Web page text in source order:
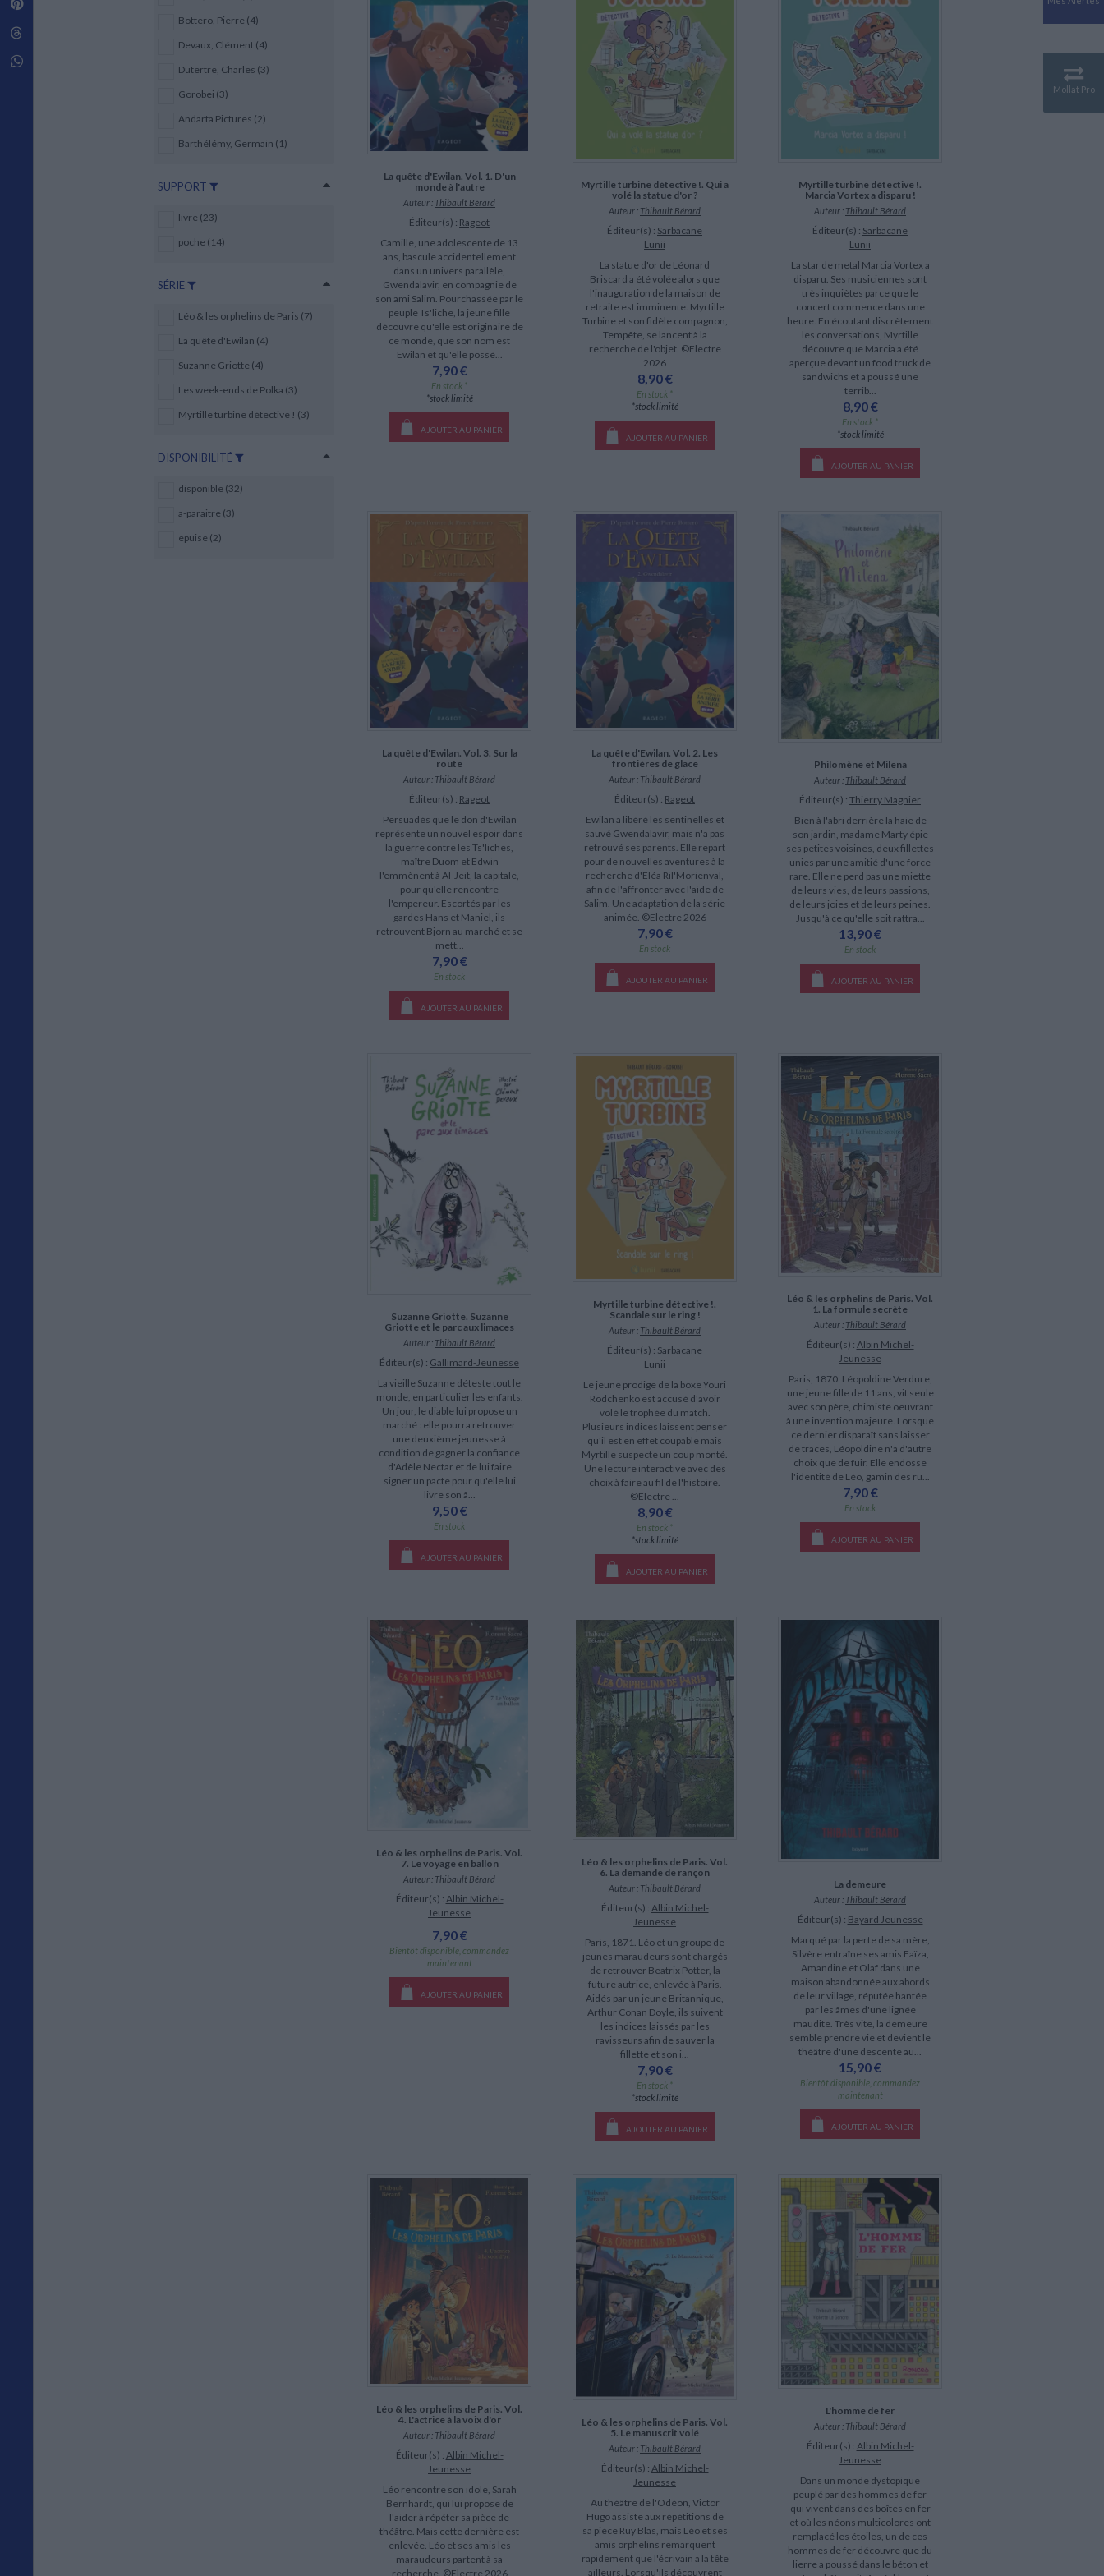
CHARGEMENT...
Mollat Pro
LITTÉRATURE DE VOYAGE
Récits des voyageurs et des
explorateurs
Vie familiale
SOCIOLOGIE
Travail social
Santé et société
ETHNOLOGIE
Anthropologie
Relations et politiques
internationales
Sécurité nationale - Défense
ECOLOGIE - ENVIRONNEMENT
Ecologie
Histoire moderne
Histoire contemporaine
BIOGRAPHIES HISTORIQUES
Biographies historiques
HISTOIRE - GÉNÉRALITÉS
Historiographie
Etudes historiques
Antiquité
Mythologies
GÉOGRAPHIE
Géographie - Démographie -
Territoire
CULTURE SCIENTIFIQUE
Matériaux de l’architecture
Urbanisme
Disciplines paramédicales
Dictionnaires Français
Dictionnaires Bilingues
Langues universitaires -
Dictionnaires et méthodes
Méthodes Langues Grand public
Français langues étrangères
Bottero, Pierre (4)
Devaux, Clément (4)
Dutertre, Charles (3)
Gorobei (3)
Andarta Pictures (2)
Barthélémy, Germain (1)
SUPPORT
livre (23)
poche (14)
SÉRIE
Léo & les orphelins de Paris (7)
La quête d'Ewilan (4)
Suzanne Griotte (4)
Les week-ends de Polka (3)
Myrtille turbine détective ! (3)
DISPONIBILITÉ
disponible (32)
a-paraitre (3)
epuise (2)
La quête d'Ewilan. Vol. 1. D'un
monde à l'autre
Auteur : Thibault Bérard
Éditeur(s) : Rageot
Camille, une adolescente de 13
ans, bascule accidentellement
dans un univers parallèle,
Gwendalavir, en compagnie de
son ami Salim. Pourchassée par le
peuple Ts'liche, la jeune fille
découvre qu'elle est originaire de
ce monde, que son nom est
Ewilan et qu'elle possè...
7,90 €
En stock *
*stock limité
AJOUTER AU PANIER
Myrtille turbine détective !. Qui a
volé la statue d'or ?
Auteur : Thibault Bérard
Éditeur(s) : Sarbacane
Lunii
La statue d'or de Léonard
Briscard a été volée alors que
l'inauguration de la maison de
retraite est imminente. Myrtille
Turbine et son fidèle compagnon,
Tempête, se lancent à la
recherche de l'objet. ©Electre
2026
8,90 €
En stock *
*stock limité
AJOUTER AU PANIER
Myrtille turbine détective !.
Marcia Vortex a disparu !
Auteur : Thibault Bérard
Éditeur(s) : Sarbacane
Lunii
La star de metal Marcia Vortex a
disparu. Ses musiciennes sont
très inquiètes parce que le
concert commence dans une
heure. En écoutant discrètement
les conversations, Myrtille
découvre que Marcia a été
aperçue devant un food truck de
sandwichs et a poussé une
terrib...
8,90 €
En stock *
*stock limité
AJOUTER AU PANIER
La quête d'Ewilan. Vol. 3. Sur la
route
Auteur : Thibault Bérard
Éditeur(s) : Rageot
Persuadés que le don d'Ewilan
représente un nouvel espoir dans
la guerre contre les Ts'liches,
maître Duom et Edwin
l'emmènent à Al-Jeit, la capitale,
pour qu'elle rencontre
l'empereur. Escortés par les
gardes Hans et Maniel, ils
retrouvent Bjorn au marché et se
mett...
7,90 €
En stock
AJOUTER AU PANIER
La quête d'Ewilan. Vol. 2. Les
frontières de glace
Auteur : Thibault Bérard
Éditeur(s) : Rageot
Ewilan a libéré les sentinelles et
sauvé Gwendalavir, mais n'a pas
retrouvé ses parents. Elle repart
pour de nouvelles aventures à la
recherche d'Eléa Ril'Morienval,
afin de l'affronter avec l'aide de
Salim. Une adaptation de la série
animée. ©Electre 2026
7,90 €
En stock
AJOUTER AU PANIER
Philomène et Milena
Auteur : Thibault Bérard
Éditeur(s) : Thierry Magnier
Bien à l'abri derrière la haie de
son jardin, madame Marty épie
ses petites voisines, deux fillettes
unies par une amitié d'une force
rare. Elle ne perd pas une miette
de leurs vies, de leurs passions,
de leurs joies et de leurs peines.
Jusqu'à ce qu'elle soit rattra...
13,90 €
En stock
AJOUTER AU PANIER
Suzanne Griotte. Suzanne
Griotte et le parc aux limaces
Auteur : Thibault Bérard
Éditeur(s) : Gallimard-Jeunesse
La vieille Suzanne déteste tout le
monde, en particulier les enfants.
Un jour, le diable lui propose un
marché : elle pourra retrouver
une deuxième jeunesse à
condition de gagner la confiance
d'Adèle Nectar et de lui faire
signer un pacte pour qu'elle lui
livre son â...
9,50 €
En stock
AJOUTER AU PANIER
Myrtille turbine détective !.
Scandale sur le ring !
Auteur : Thibault Bérard
Éditeur(s) : Sarbacane
Lunii
Le jeune prodige de la boxe Youri
Rodchenko est accusé d'avoir
volé le trophée du match.
Plusieurs indices laissent penser
qu'il est en effet coupable mais
Myrtille suspecte un coup monté.
Une lecture interactive avec des
choix à faire au fil de l'histoire.
©Electre ...
8,90 €
En stock *
*stock limité
AJOUTER AU PANIER
Léo & les orphelins de Paris. Vol.
1. La formule secrète
Auteur : Thibault Bérard
Éditeur(s) : Albin Michel-
Jeunesse
Paris, 1870. Léopoldine Verdure,
une jeune fille de 11 ans, vit seule
avec son père, chimiste oeuvrant
à une invention majeure. Lorsque
ce dernier disparaît sans laisser
de traces, Léopoldine n'a d'autre
choix que de fuir. Elle endosse
l'identité de Léo, gamin des ru...
7,90 €
En stock
AJOUTER AU PANIER
Léo & les orphelins de Paris. Vol.
7. Le voyage en ballon
Auteur : Thibault Bérard
Éditeur(s) : Albin Michel-
Jeunesse
7,90 €
Bientôt disponible, commandez
maintenant
AJOUTER AU PANIER
Léo & les orphelins de Paris. Vol.
6. La demande de rançon
Auteur : Thibault Bérard
Éditeur(s) : Albin Michel-
Jeunesse
Paris, 1871. Léo et un groupe de
jeunes maraudeurs sont chargés
de retrouver Beatrix Potter, la
future autrice, enlevée à Paris.
Aidés par un jeune Britannique,
Arthur Conan Doyle, ils suivent
les indices laissés par les
ravisseurs afin de sauver la
fillette et son i...
7,90 €
En stock *
*stock limité
AJOUTER AU PANIER
La demeure
Auteur : Thibault Bérard
Éditeur(s) : Bayard Jeunesse
Marqué par la perte de sa mère,
Silvère entraîne ses amis Faïza,
Amandine et Olaf dans une
maison abandonnée aux abords
de leur village, réputée hantée
par les âmes d'une lignée
maudite. Très vite, la demeure
semble prendre vie et devient le
théâtre d'une descente au...
15,90 €
Bientôt disponible, commandez
maintenant
AJOUTER AU PANIER
Léo & les orphelins de Paris. Vol.
4. L'actrice à la voix d'or
Auteur : Thibault Bérard
Éditeur(s) : Albin Michel-
Jeunesse
Léo rencontre son idole, Sarah
Bernhardt, qui lui propose de
l'aider à répéter sa pièce de
théâtre. Mais cette dernière est
enlevée. Léo et ses amis les
maraudeurs partent à sa
recherche. ©Electre 2026
Léo & les orphelins de Paris. Vol.
5. Le manuscrit volé
Auteur : Thibault Bérard
Éditeur(s) : Albin Michel-
Jeunesse
Au théâtre de l'Odéon, Victor
Hugo assiste aux répétitions de
sa pièce Ruy Blas, mais Léo et ses
amis orphelins remarquent
rapidement que l'écrivain a la tête
ailleurs. Lorsqu'ils découvrent
L'homme de fer
Auteur : Thibault Bérard
Éditeur(s) : Albin Michel-
Jeunesse
Dans un monde dystopique
peuplé par des hommes de fer
qui vivent dans des boîtes en fer
et où les néons multicolores ont
remplacé les étoiles, un de ces
hommes de fer découvre que du
lierre a poussé dans le béton et